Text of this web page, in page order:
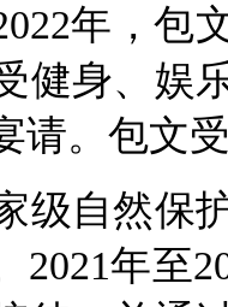
年，包
健身、娱
请。包文
自然保护
2021年至